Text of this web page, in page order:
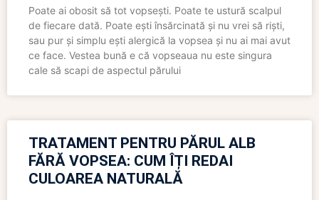
Poate ai obosit să tot vopsești. Poate te ustură scalpul
de fiecare dată. Poate ești însărcinată și nu vrei să riști,
sau pur și simplu ești alergică la vopsea și nu ai mai avut
ce face. Vestea bună e că vopseaua nu este singura
cale să scapi de aspectul părului
TRATAMENT PENTRU PĂRUL ALB
FĂRĂ VOPSEA: CUM ÎȚI REDAI
CULOAREA NATURALĂ